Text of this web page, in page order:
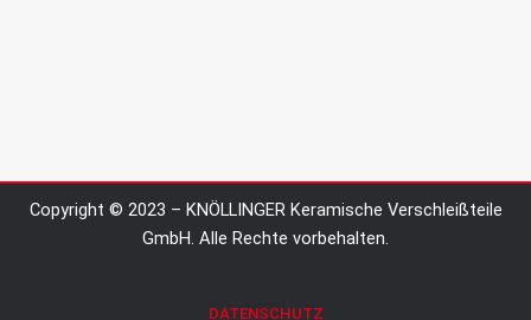
Copyright © 2023 – KNÖLLINGER Keramische Verschleißteile
GmbH. Alle Rechte vorbehalten.
DATENSCHUTZ